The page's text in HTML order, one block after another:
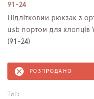
91-24
Підлітковий рюкзак з
usb портом для хлопців
(91-24)
РОЗПРОДАНО
Тип: